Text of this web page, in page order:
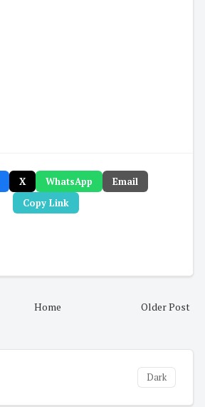
X WhatsApp
Email
Copy Link
Older Post
Home
Dark